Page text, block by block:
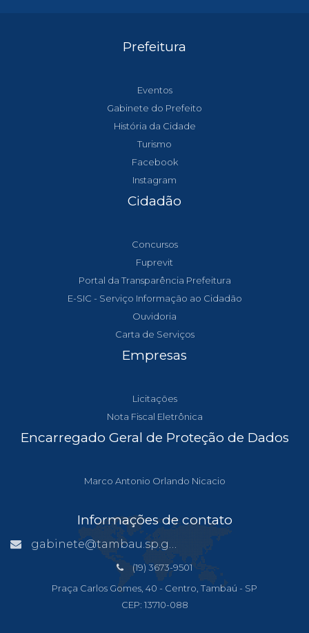
Prefeitura
Eventos
Gabinete do Prefeito
História da Cidade
Turismo
Facebook
Instagram
Cidadão
Concursos
Fuprevit
Portal da Transparência Prefeitura
E-SIC - Serviço Informação ao Cidadão
Ouvidoria
Carta de Serviços
Empresas
Licitações
Nota Fiscal Eletrônica
Encarregado Geral de Proteção de Dados
Marco Antonio Orlando Nicacio
Informações de contato
gabinete@tambau.sp.gov.br
(19) 3673-9501
Praça Carlos Gomes, 40 - Centro, Tambaú - SP
CEP: 13710-088